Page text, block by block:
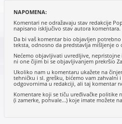
NAPOMENA:
Komentari ne odražavaju stav redakcije
napisano isključivo stav autora komentara.
Da bi vaš komentar bio objavljen potrebno
teksta, odnosno da predstavlja mišljenje o
Nećemo objavljivati uvredljive,
ni one čijim bi se objavljivanjem prekršio
Ukoliko nam u komentaru ukažete na
tehničku i sl. grešku, bićemo vam zahvalni
odgovornima u redakciji, ali taj komentar
Komentare koji se tiču uređivačke politike
(i zamerke, pohvale...) koje imate možete